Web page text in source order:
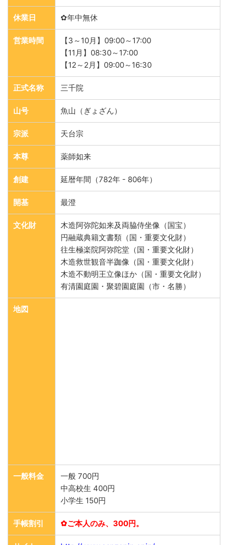
休業日 ✿年中無休
営業時間
【3～10月】09:00～17:00
【11月】08:30～17:00
【12～2月】09:00～16:30
正式名称 三千院
山号 魚山（ぎょざん）
宗派 天台宗
本尊 薬師如来
創建 延暦年間（782年 - 806年）
開基 最澄
文化財
木造阿弥陀如来及両脇侍坐像（国宝）
円融蔵典籍文書類（国・重要文化財）
往生極楽院阿弥陀堂（国・重要文化財）
木造救世観音半跏像（国・重要文化財）
木造不動明王立像ほか（国・重要文化財）
有清園庭園・聚碧園庭園（市・名勝）
地図
一般料金
一般 700円
中高校生 400円
小学生 150円
手帳割引 ✿ご本人のみ、300円。